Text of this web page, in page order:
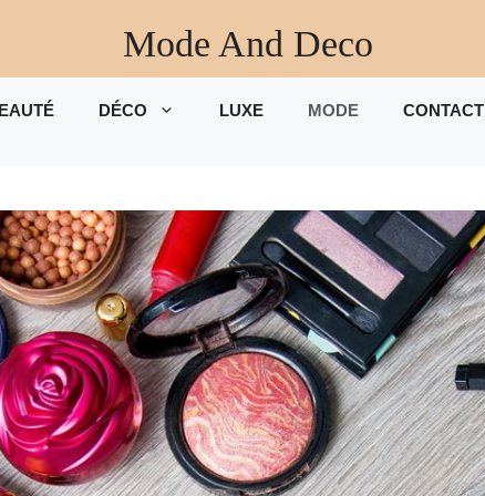
Mode And Deco
DÉCO LUXE MODE CONTACT